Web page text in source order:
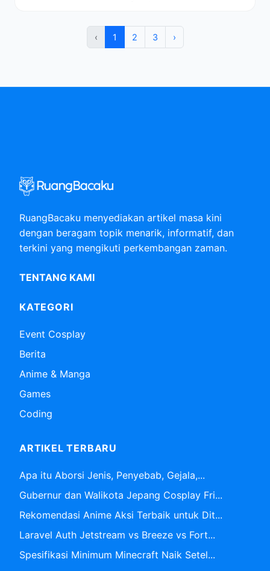
‹ 1 2 3 ›
RuangBacaku menyediakan artikel masa kini
dengan beragam topik menarik, informatif, dan
terkini yang mengikuti perkembangan zaman.
TENTANG KAMI
KATEGORI
Event Cosplay
Berita
Anime & Manga
Games
Coding
ARTIKEL TERBARU
Apa itu Aborsi Jenis, Penyebab, Gejala,...
Gubernur dan Walikota Jepang Cosplay Fri...
Rekomendasi Anime Aksi Terbaik untuk Dit...
Laravel Auth Jetstream vs Breeze vs Fort...
Spesifikasi Minimum Minecraft Naik Setel...